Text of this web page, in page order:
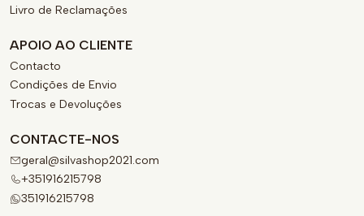
Livro de Reclamações
APOIO AO CLIENTE
Contacto
Condições de Envio
Trocas e Devoluções
CONTACTE-NOS
geral@silvashop2021.com
+351916215798
351916215798